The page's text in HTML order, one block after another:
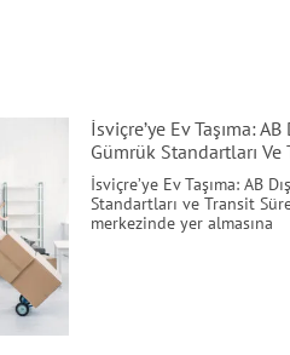
İsviçre’ye Ev Taşıma: AB
Gümrük Standartları
İsviçre’ye Ev Taşıma: AB
Standartları ve Transit
merkezinde yer almasına